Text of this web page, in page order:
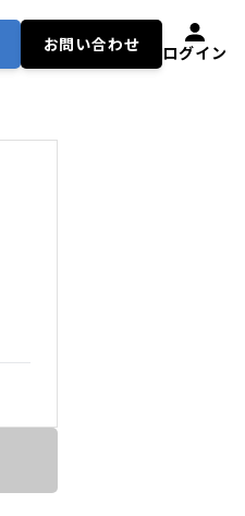
お問い合わせ ログイン